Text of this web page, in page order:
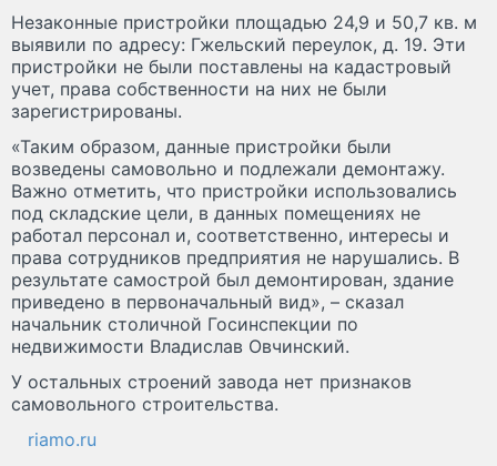
Незаконные пристройки площадью 24,9 и 50,7 кв. м
выявили по адресу: Гжельский переулок, д. 19. Эти
пристройки не были поставлены на кадастровый
учет, права собственности на них не были
зарегистрированы.
«Таким образом, данные пристройки были
возведены самовольно и подлежали демонтажу.
Важно отметить, что пристройки использовались
под складские цели, в данных помещениях не
работал персонал и, соответственно, интересы и
права сотрудников предприятия не нарушались. В
результате самострой был демонтирован, здание
приведено в первоначальный вид», – сказал
начальник столичной Госинспекции по
недвижимости Владислав Овчинский.
У остальных строений завода нет признаков
самовольного строительства.
riamo.ru